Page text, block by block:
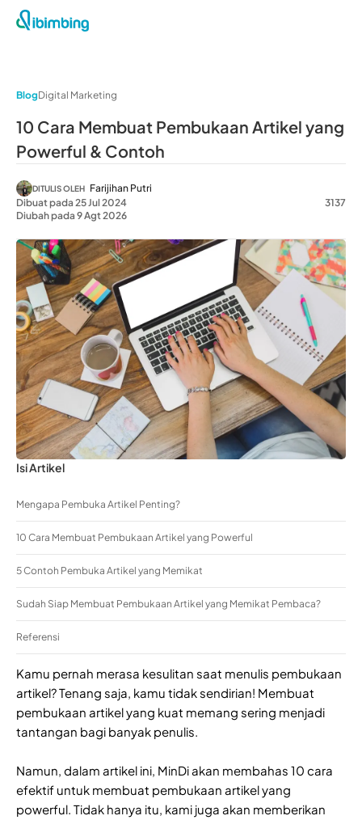
BlogDigital Marketing
10 Cara Membuat Pembukaan Artikel yang
Powerful & Contoh
DITULIS OLEH Farijihan Putri
Dibuat pada 25 Jul 2024
Diubah pada 9 Agt 2026
3137
Isi Artikel
Mengapa Pembuka Artikel Penting?
10 Cara Membuat Pembukaan Artikel yang Powerful
5 Contoh Pembuka Artikel yang Memikat
Sudah Siap Membuat Pembukaan Artikel yang Memikat Pembaca?
Referensi
Kamu pernah merasa kesulitan saat menulis pembukaan
artikel? Tenang saja, kamu tidak sendirian! Membuat
pembukaan artikel yang kuat memang sering menjadi
tantangan bagi banyak penulis.
Namun, dalam artikel ini, MinDi akan membahas 10 cara
efektif untuk membuat pembukaan artikel yang
powerful. Tidak hanya itu, kami juga akan memberikan